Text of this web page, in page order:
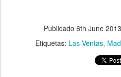
Publicado 6th June 2013
Etiquetas: Las Ventas